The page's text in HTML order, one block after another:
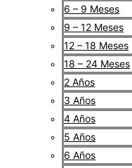
6 – 9 Meses
9 – 12 Meses
12 – 18 Meses
18 – 24 Meses
2 Años
3 Años
4 Años
5 Años
6 Años